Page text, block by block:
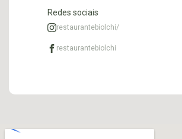
Redes sociais
restaurantebiolchi/
restaurantebiolchi